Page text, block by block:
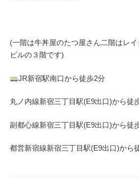
(一階は牛丼屋のたつ屋さん二階はレ
ビルの３階です)
JR新宿駅南口から徒歩2分
丸ノ内線新宿三丁目駅(E9出口)から徒
副都心線新宿三丁目駅(E9出口)から徒
都営新宿線新宿三丁目駅(E9出口)から